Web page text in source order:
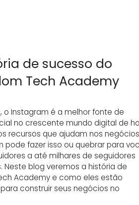
de sucesso do
Tech Academy
Instagram é a melhor fonte de
no crescente mundo digital de
recursos que ajudam nos
pode fazer isso ou quebrar para
a até milhares de seguidores
Neste blog veremos a história de
Academy e como eles estão
construir seus negócios no